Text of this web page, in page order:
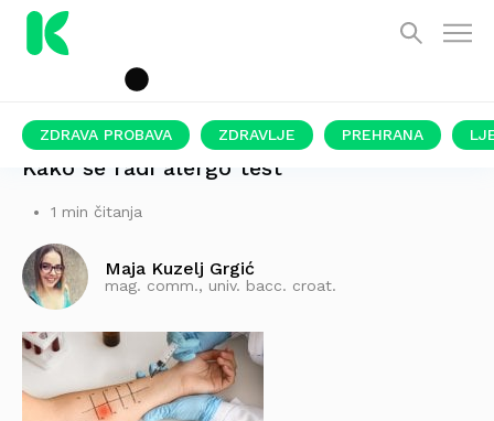
ZDRAVA PROBAVA ZDRAVLJE PREHRANA
Kako se radi alergo test
1 min čitanja
Maja Kuzelj Grgić
mag. comm., univ. bacc. croat.